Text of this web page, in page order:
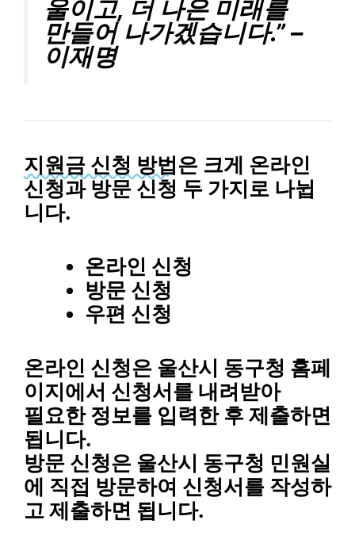
울이고, 더 나은 미래를
만들어 나가겠습니다.” –
이재명
지원금 신청 방법은 크게 온라인
신청과 방문 신청 두 가지로 나뉩
니다.
온라인 신청
방문 신청
우편 신청
온라인 신청은 울산시 동구청 홈페
이지에서 신청서를 내려받아
필요한 정보를 입력한 후 제출하면
됩니다.
방문 신청은 울산시 동구청 민원실
에 직접 방문하여 신청서를 작성하
고 제출하면 됩니다.